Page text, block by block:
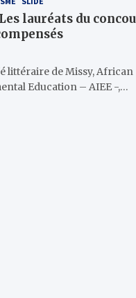
lauréats du
littéraire de Missy, African
Education – AIEE -,…